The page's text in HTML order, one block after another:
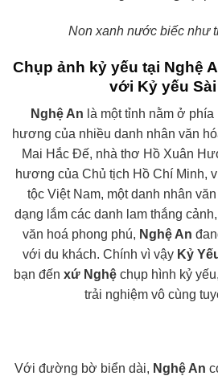
Non xanh nước biếc như
Chụp ảnh kỷ yếu tại Nghệ
với Kỷ yếu
Nghệ An là một tỉnh nằm ở
hương của nhiều danh nhân văn
Mai Hắc Đế, nhà thơ Hồ Xuân
hương của Chủ tịch Hồ Chí Minh,
tộc Việt Nam, một danh nhân
dạng lắm các danh lam thắng
văn hoá phong phú, Nghệ An
với du khách. Chính vì vậy Kỷ
bạn đến xứ Nghệ chụp hình kỷ
trải nghiệm vô cùng
Với đường bờ biển dài, Nghệ An